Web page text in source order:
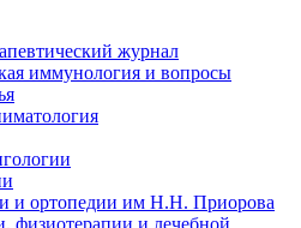
журнал
иммунология и вопросы
и ортопедии им Н.Н. Приорова
физиотерапии и лечебной